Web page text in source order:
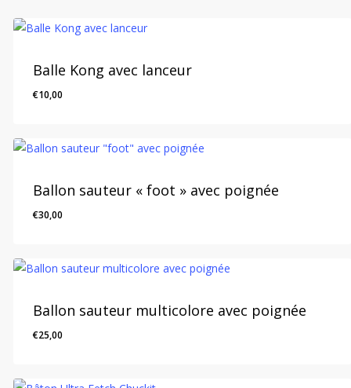
Balle Kong avec lanceur
€10,00
Ballon sauteur « foot » avec poignée
€30,00
Ballon sauteur multicolore avec poignée
€25,00